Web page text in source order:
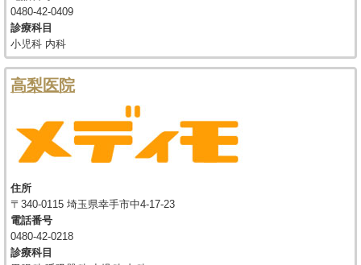
0480-42-0409
診療科目
小児科 内科
高梨医院
住所
〒340-0115 埼玉県幸手市中4-17-23
電話番号
0480-42-0218
診療科目